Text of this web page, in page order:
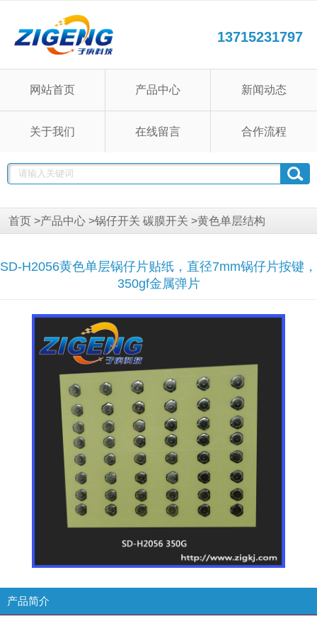
13715231797
网站首页 产品中心 新闻动态
关于我们 在线留言 合作流程
首页 >产品中心 >锅仔开关 碳膜开关 >黄色单层结构
SD-H2056黄色单层锅仔片贴纸，直径7mm锅仔片按键，
350gf金属弹片
产品简介